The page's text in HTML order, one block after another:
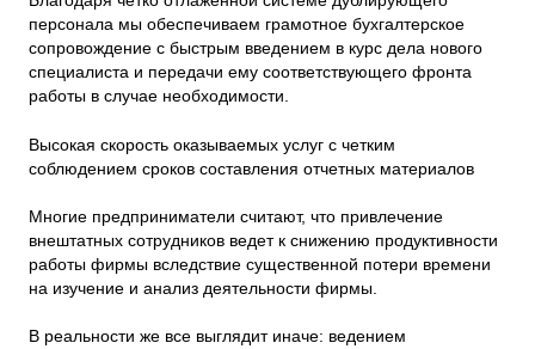
персонала мы обеспечиваем грамотное бухгалтерское
сопровождение с быстрым введением в курс дела нового
специалиста и передачи ему соответствующего фронта
работы в случае необходимости.
Высокая скорость оказываемых услуг с четким
соблюдением сроков составления отчетных материалов
Многие предприниматели считают, что привлечение
внештатных сотрудников ведет к снижению продуктивности
работы фирмы вследствие существенной потери времени
на изучение и анализ деятельности фирмы.
В реальности же все выглядит иначе: ведением